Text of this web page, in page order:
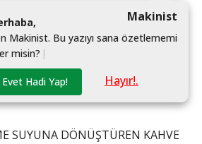
TEKNOLOJİ
Makinist
rhaba,
n Makinist. Bu yazıyı sana özetlememi
er misin? |
Evet Hadi Yap! Hayır!.
SUYUNA DÖNÜŞTÜREN KAHVE